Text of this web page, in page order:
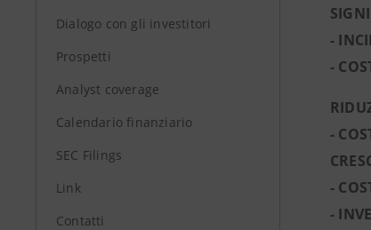
Dialogo con gli investitori
Prospetti
Analyst coverage
Calendario finanziario
SEC Filings
Link
Contatti
-
-
-
-
-